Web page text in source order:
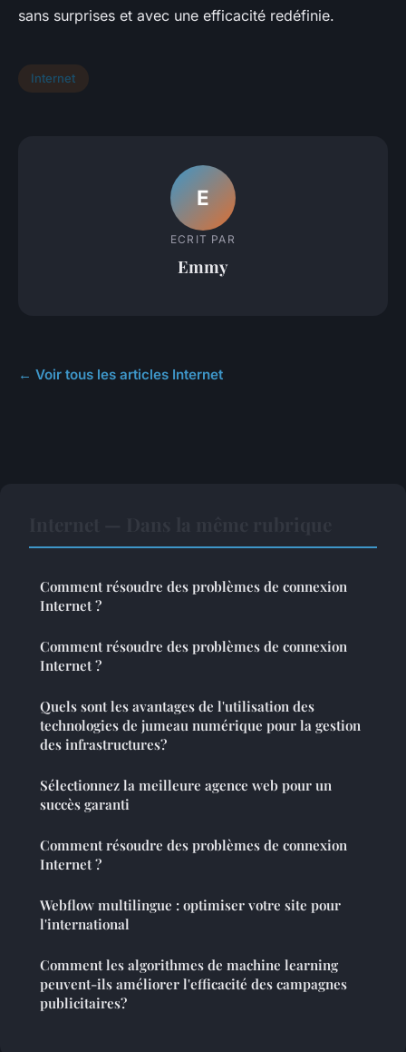
sans surprises et avec une efficacité redéfinie.
Internet
E
ECRIT PAR
Emmy
← Voir tous les articles Internet
Comment résoudre des problèmes de connexion
Internet ?
Comment résoudre des problèmes de connexion
Internet ?
Quels sont les avantages de l'utilisation des
technologies de jumeau numérique pour la gestion
des infrastructures?
Sélectionnez la meilleure agence web pour un
succès garanti
Comment résoudre des problèmes de connexion
Internet ?
Webflow multilingue : optimiser votre site pour
l'international
Comment les algorithmes de machine learning
peuvent-ils améliorer l'efficacité des campagnes
publicitaires?